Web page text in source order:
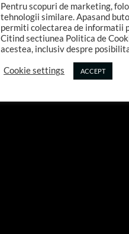
Pentru scopuri de marketing,
tehnologii similare. Apasand
permiti colectarea de informatii
Citind sectiunea Politica de
acestea, inclusiv despre
Cookie settings ACCEPT